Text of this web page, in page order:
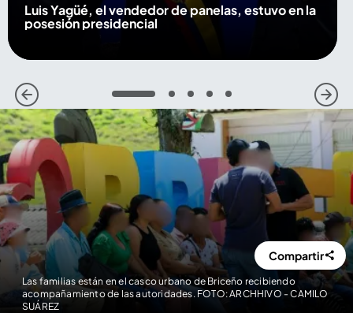
Luis Yagüé, el vendedor de panelas, estuvo en la
posesión presidencial
1 2 3 4 5
Las familias están en el casco urbano de Briceño recibiendo
acompañamiento de las autoridades. FOTO: ARCHHIVO - CAMILO
SUÁREZ
Compartir